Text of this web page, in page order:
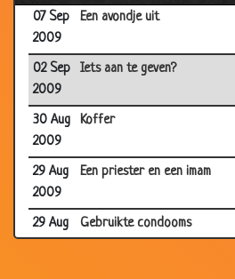
07 Sep
2009
Een avondje uit
02 Sep
2009
Iets aan te geven?
30 Aug
2009
Koffer
29 Aug
2009
Een priester en een imam
29 Aug
Gebruikte condooms